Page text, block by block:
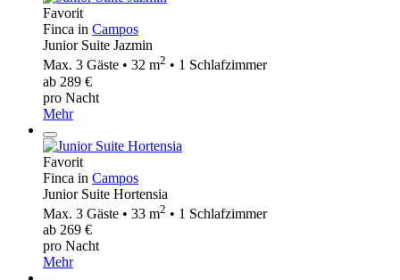
Favorit
Finca in Campos
Junior Suite Jazmin
Max. 3 Gäste • 32 m2 • 1 Schlafzimmer
ab 289 €
pro Nacht
Mehr
Favorit
Finca in Campos
Junior Suite Hortensia
Max. 3 Gäste • 33 m2 • 1 Schlafzimmer
ab 269 €
pro Nacht
Mehr